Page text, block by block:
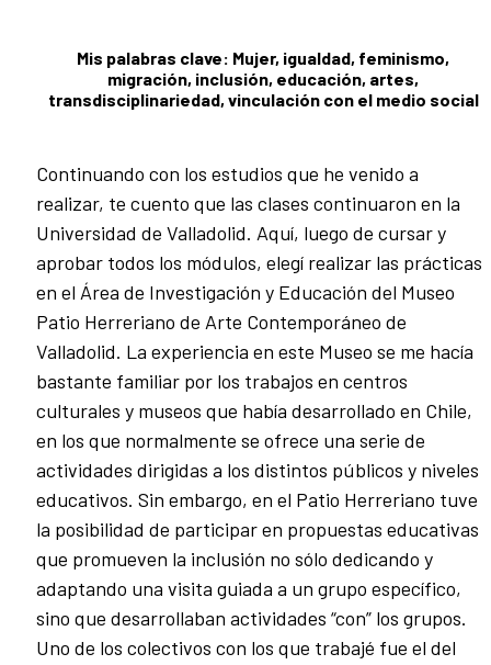
Mis palabras clave: Mujer, igualdad, feminismo,
migración, inclusión, educación, artes,
transdisciplinariedad, vinculación con el medio social
Continuando con los estudios que he venido a
realizar, te cuento que las clases continuaron en la
Universidad de Valladolid. Aquí, luego de cursar y
aprobar todos los módulos, elegí realizar las prácticas
en el Área de Investigación y Educación del Museo
Patio Herreriano de Arte Contemporáneo de
Valladolid. La experiencia en este Museo se me hacía
bastante familiar por los trabajos en centros
culturales y museos que había desarrollado en Chile,
en los que normalmente se ofrece una serie de
actividades dirigidas a los distintos públicos y niveles
educativos. Sin embargo, en el Patio Herreriano tuve
la posibilidad de participar en propuestas educativas
que promueven la inclusión no sólo dedicando y
adaptando una visita guiada a un grupo específico,
sino que desarrollaban actividades “con” los grupos.
Uno de los colectivos con los que trabajé fue el del